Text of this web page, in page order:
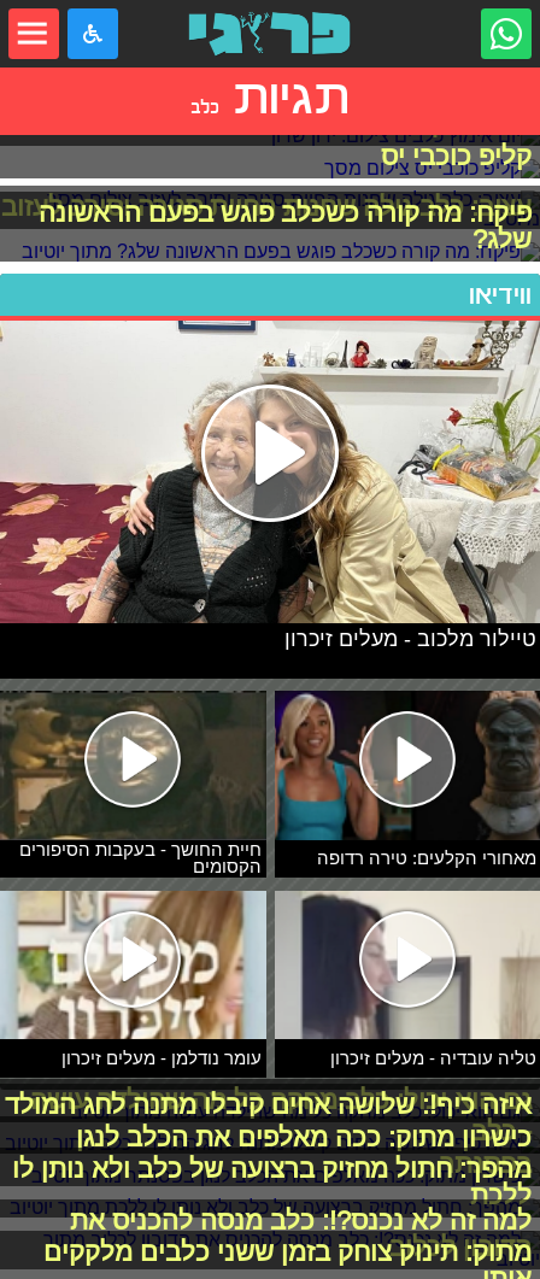
תגיות כלב
קליפ כוכבי יס
עצוב: כלב גילה שחנות החיות סגורה וסירב לעזוב
פיקח: מה קורה כשכלב פוגש בפעם הראשונה
שלג?
ווידיאו
מאחורי הקלעים: טירה רדופה
חיית החושך - בעקבות הסיפורים
הקסומים
טליה עובדיה - מעלים זיכרון עומר נודלמן - מעלים זיכרון
טיילור מלכוב - מעלים זיכרון
גם הוא יכול: כלב מחקה כל מה שהילדה עושה
איזה כיף!: שלושה אחים קיבלו מתנה לחג המולד
- כלב
כישרון מתוק: ככה מאלפים את הכלב לנגן
בפסנתר
מהפך: חתול מחזיק ברצועה של כלב ולא נותן לו
ללכת
למה זה לא נכנס?!: כלב מנסה להכניס את
הדובון לכלוב
מתוק: תינוק צוחק בזמן ששני כלבים מלקקים